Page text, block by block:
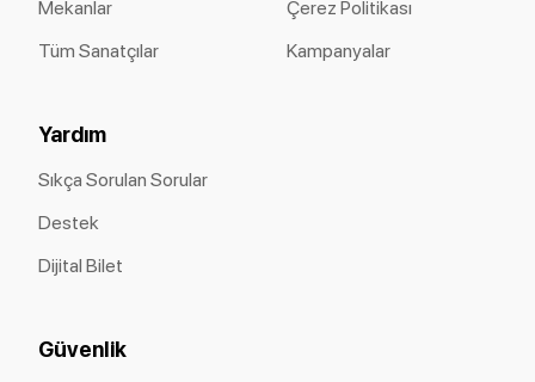
Mekanlar
Tüm Sanatçılar
Çerez Politikası
Kampanyalar
Yardım
Sıkça Sorulan Sorular
Destek
Dijital Bilet
Güvenlik